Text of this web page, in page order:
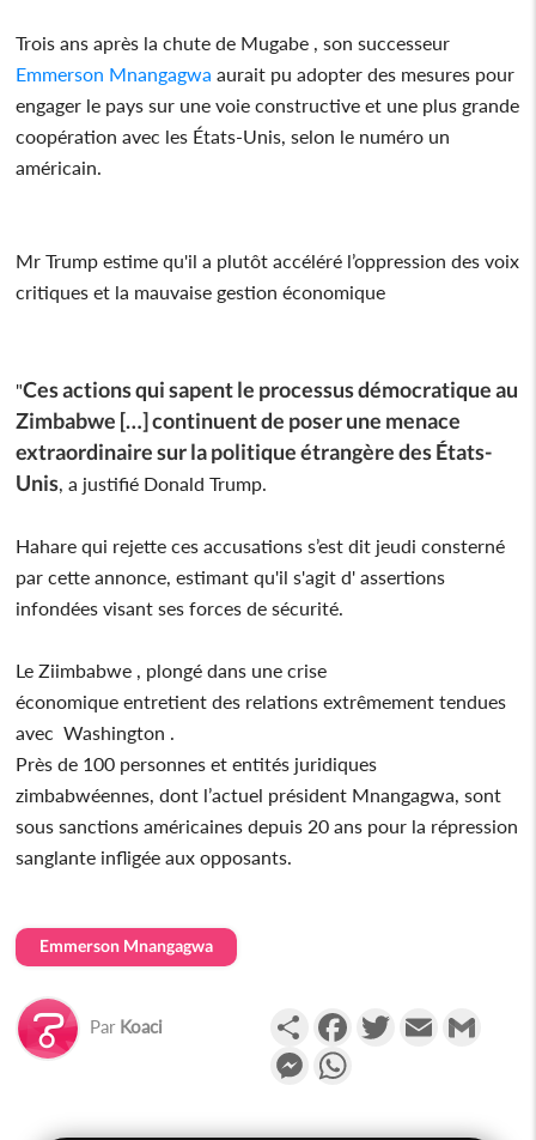
Trois ans après la chute de Mugabe , son successeur
Emmerson Mnangagwa aurait pu adopter des mesures pour
engager le pays sur une voie constructive et une plus grande
coopération avec les États-Unis, selon le numéro un
américain.
Mr Trump estime qu'il a plutôt accéléré l’oppression des voix
critiques et la mauvaise gestion économique
"Ces actions qui sapent le processus démocratique au
Zimbabwe […] continuent de poser une menace
extraordinaire sur la politique étrangère des États-
Unis , a justifié Donald Trump.
Hahare qui rejette ces accusations s’est dit jeudi consterné
par cette annonce, estimant qu'il s'agit d' assertions
infondées visant ses forces de sécurité.
Le Ziimbabwe , plongé dans une crise
économique entretient des relations extrêmement tendues
avec Washington .
Près de 100 personnes et entités juridiques
zimbabwéennes, dont l’actuel président Mnangagwa, sont
sous sanctions américaines depuis 20 ans pour la répression
sanglante infligée aux opposants.
Emmerson Mnangagwa
Par Koaci PartagerFacebookTwitterEmail
Messenger